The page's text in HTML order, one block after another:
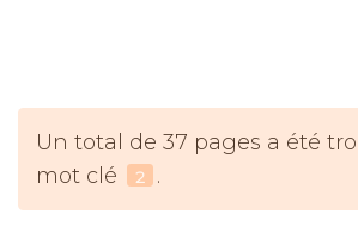
Un total de 37 pages a été
mot clé
2 .